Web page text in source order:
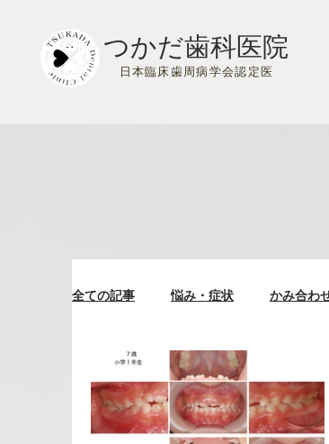
日本臨床歯周病学会認定医
つかだ歯科医院
全ての記事 悩み・症状 かみ合わ
ブログ